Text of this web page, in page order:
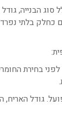
הבנייה,
כחלק בלתי
בחירת
גודל האריח,